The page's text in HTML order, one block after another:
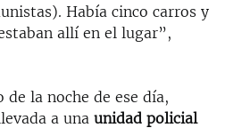
Había cinco carros y
allí en el lugar”,
de la noche de ese día,
a una unidad policial